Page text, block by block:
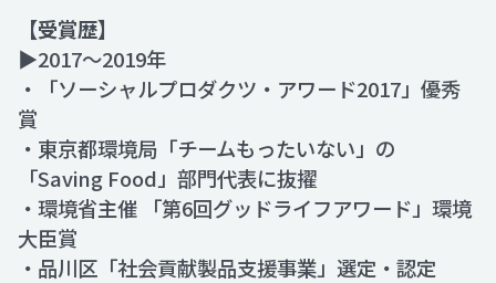
【受賞歴】
▶2017～2019年
・「ソーシャルプロダクツ・アワード2017」優秀
賞
・東京都環境局「チームもったいない」の
「Saving Food」部門代表に抜擢
・環境省主催 「第6回グッドライフアワード」環境
大臣賞
・品川区「社会貢献製品支援事業」選定・認定